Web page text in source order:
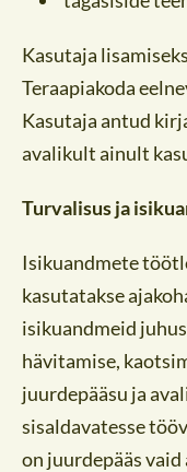
Kasutaja
Teraapiakoda
Kasutaja antud
avalikult ainult
Turvalisus ja
Isikuandmete
kasutatakse
isikuandmeid
hävitamise,
juurdepääsu ja
sisaldavatesse
on juurdepääs